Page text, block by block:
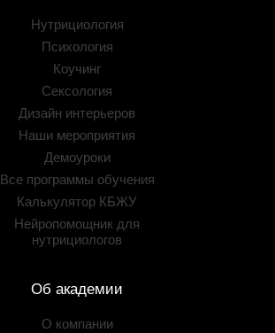
Нутрициология
Психология
Коучинг
Сексология
Дизайн интерьеров
Наши мероприятия
Демоуроки
Все программы обучения
Калькулятор КБЖУ
Нейропомощник для
нутрициологов
Об академии
О компании